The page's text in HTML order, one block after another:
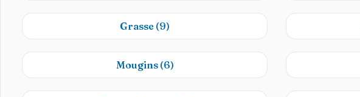
Grasse (9)
Mougins (6)